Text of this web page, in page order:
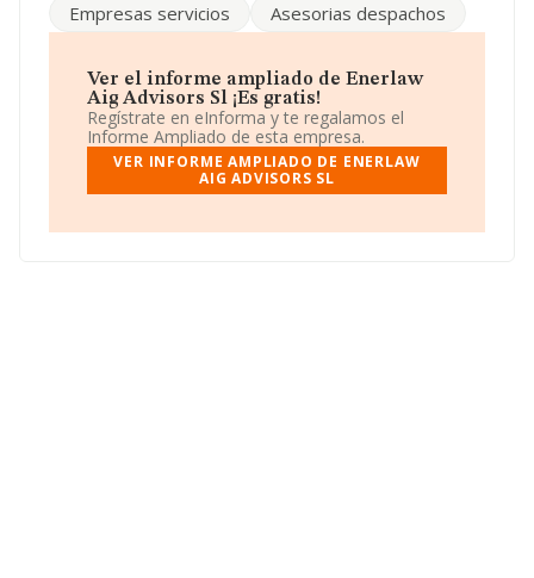
Para llamar las oficinas se puede hacer a través del
su página web en este enlacewww.enerlaw.es.
La compañíaEnerlaw Aig Advisors S.L, con NIF
B11849189, tiene domicilio fiscal en Calle San Juan núm.
17, (11403), Jerez De La Frontera, Cádiz, Andalucía.
En base a la información de la que dispone INFORMA
asciende a 6.290 millones de euros y se estima que el
Empresas servicios
Asesorias despachos
Ver el informe ampliado de Enerlaw
Aig Advisors Sl ¡Es gratis!
Regístrate en eInforma y te regalamos el
Informe Ampliado de esta empresa.
VER INFORME AMPLIADO DE ENERLAW
AIG ADVISORS SL